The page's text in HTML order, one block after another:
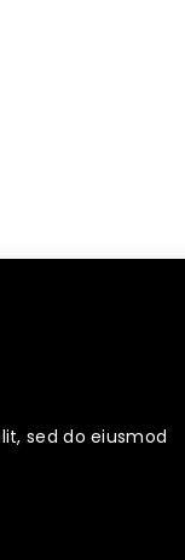
sed do eiusmod